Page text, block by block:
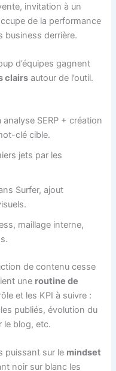
invitation à un
de la performance
business derrière.
d’équipes gagnent
clairs autour de l’outil.
SERP + création
clé cible.
jets par les
Surfer, ajout
maillage interne,
de contenu cesse
une routine de
et les KPI à suivre :
publiés, évolution du
le blog, etc.
puissant sur le mindset
noir sur blanc les